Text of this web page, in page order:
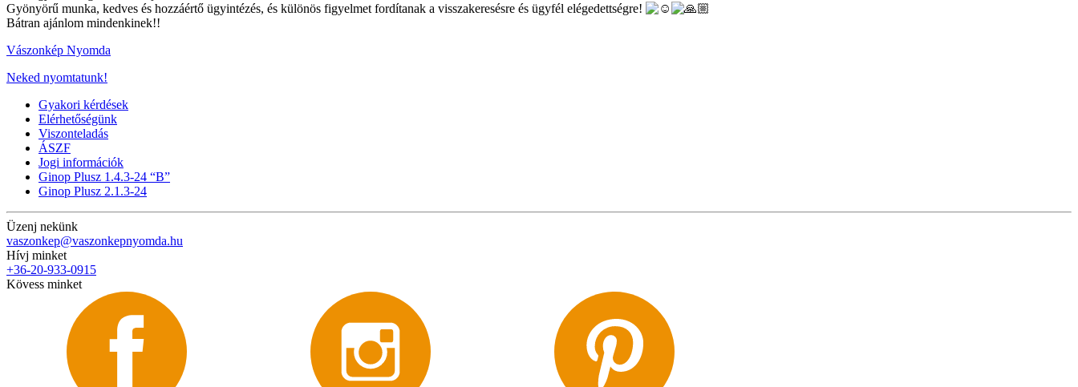
Gyönyörű munka, kedves és hozzáértő ügyintézés, és különös figyelmet fordítanak a visszakeresésre és ügyfél elégedettségre!
Bátran ajánlom mindenkinek!!
Vászonkép Nyomda
Neked nyomtatunk!
Gyakori kérdések
Elérhetőségünk
Viszonteladás
ÁSZF
Jogi információk
Ginop Plusz 1.4.3-24 “B”
Ginop Plusz 2.1.3-24
Üzenj nekünk
vaszonkep@vaszonkepnyomda.hu
Hívj minket
+36-20-933-0915
Kövess minket